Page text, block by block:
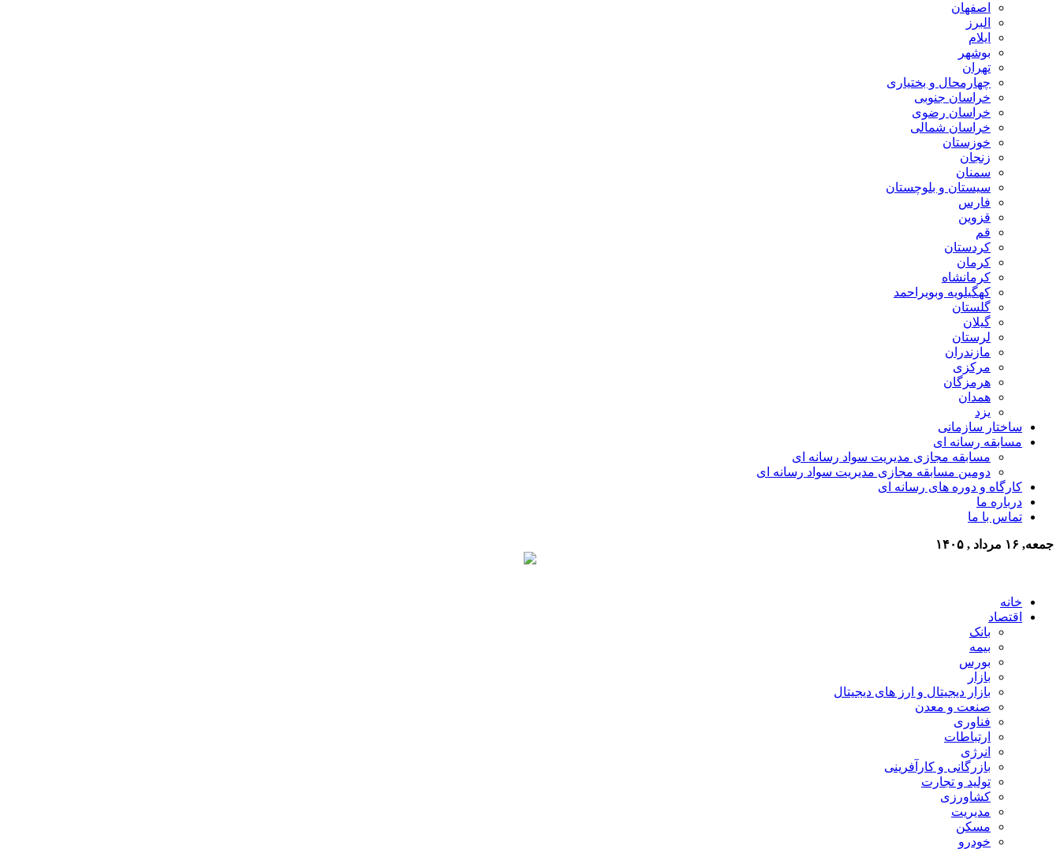
اصفهان
البرز
ایلام
بوشهر
تهران
چهارمحال و بختیاری
خراسان جنوبی
خراسان رضوی
خراسان شمالی
خوزستان
زنجان
سمنان
سیستان و بلوچستان
فارس
قزوین
قم
کردستان
کرمان
کرمانشاه
کهگیلویه وبویراحمد
گلستان
گیلان
لرستان
مازندران
مرکزی
هرمزگان
همدان
یزد
ساختار سازمانی
مسابقه رسانه ای
مسابقه مجازی مدیریت سواد رسانه ای
دومین مسابقه مجازی مدیریت سواد رسانه ای
کارگاه و دوره های رسانه ای
درباره ما
تماس با ما
جمعه, ۱۶ مرداد , ۱۴۰۵
خانه
اقتصاد
بانک
بیمه
بورس
بازار
بازار دیجیتال و ارز های دیجیتال
صنعت و معدن
فناوری
ارتباطات
انرژی
بازرگانی و کارآفرینی
تولید و تجارت
کشاورزی
مدیریت
مسکن
خودرو